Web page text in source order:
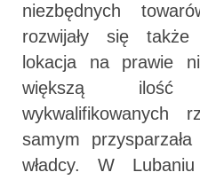
niezbędnych
rozwijały się także
lokacja na prawie
większą
wykwalifikowanych
samym
władcy. W